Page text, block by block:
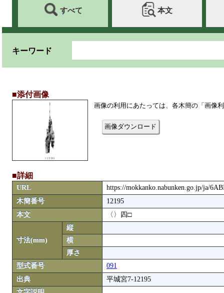
すべて 本文
キーワード
■添付画像
画像の利用にあたっては、各木簡の「画像
画像ダウンロード
■詳細
URL
https://mokkanko.nabunken.go.jp/ja/
木簡番号
12195
本文
〈〉四□
寸法(mm)
縦
横
厚さ
型式番号
091
出典
平城宮7-12195